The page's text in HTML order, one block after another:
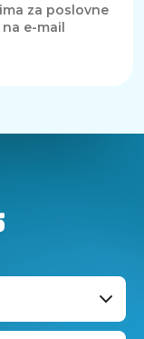
za poslovne
e-mail